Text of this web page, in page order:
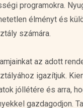
programokra.
élményt és
számára.
az adott
igazítjuk.
jóllétére és arra,
gazdagodjon.